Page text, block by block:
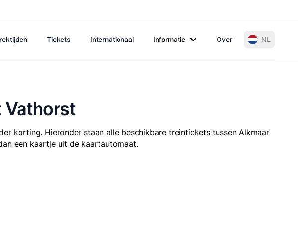
Tickets Internationaal Informatie Over NL
Vathorst
korting. Hieronder staan alle beschikbare treintickets tussen Alkmaar
een kaartje uit de kaartautomaat.